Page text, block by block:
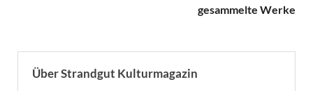
gesammelte Werke
Über Strandgut Kulturmagazin